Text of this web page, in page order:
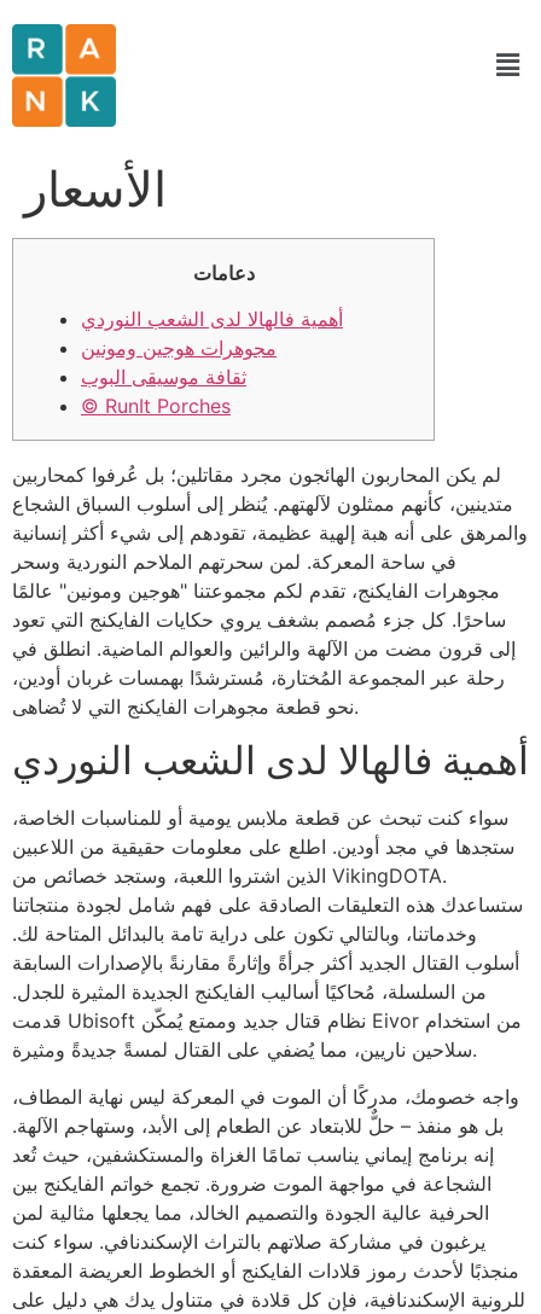
الأسعار
دعامات
أهمية فالهالا لدى الشعب النوردي
مجوهرات هوجين ومونين
ثقافة موسيقى البوب
© RunIt Porches
لم يكن المحاربون الهائجون مجرد مقاتلين؛ بل عُرفوا كمحاربين
متدينين، كأنهم ممثلون لآلهتهم. يُنظر إلى أسلوب السباق الشجاع
والمرهق على أنه هبة إلهية عظيمة، تقودهم إلى شيء أكثر إنسانية
في ساحة المعركة. لمن سحرتهم الملاحم النوردية وسحر
مجوهرات الفايكنج، تقدم لكم مجموعتنا "هوجين ومونين" عالمًا
ساحرًا. كل جزء مُصمم بشغف يروي حكايات الفايكنج التي تعود
إلى قرون مضت من الآلهة والرائين والعوالم الماضية. انطلق في
رحلة عبر المجموعة المُختارة، مُسترشدًا بهمسات غربان أودين،
نحو قطعة مجوهرات الفايكنج التي لا تُضاهى.
أهمية فالهالا لدى الشعب النوردي
سواء كنت تبحث عن قطعة ملابس يومية أو للمناسبات الخاصة،
ستجدها في مجد أودين. اطلع على معلومات حقيقية من اللاعبين
الذين اشتروا اللعبة، وستجد خصائص من VikingDOTA.
ستساعدك هذه التعليقات الصادقة على فهم شامل لجودة منتجاتنا
وخدماتنا، وبالتالي تكون على دراية تامة بالبدائل المتاحة لك.
أسلوب القتال الجديد أكثر جرأةً وإثارةً مقارنةً بالإصدارات السابقة
من السلسلة، مُحاكيًا أساليب الفايكنج الجديدة المثيرة للجدل.
قدمت Ubisoft نظام قتال جديد وممتع يُمكّن Eivor من استخدام
سلاحين ناريين، مما يُضفي على القتال لمسةً جديدةً ومثيرة.
واجه خصومك، مدركًا أن الموت في المعركة ليس نهاية المطاف،
بل هو منفذ – حلٌّ للابتعاد عن الطعام إلى الأبد، وستهاجم الآلهة.
إنه برنامج إيماني يناسب تمامًا الغزاة والمستكشفين، حيث تُعد
الشجاعة في مواجهة الموت ضرورة. تجمع خواتم الفايكنج بين
الحرفية عالية الجودة والتصميم الخالد، مما يجعلها مثالية لمن
يرغبون في مشاركة صلاتهم بالتراث الإسكندنافي. سواء كنت
منجذبًا لأحدث رموز قلادات الفايكنج أو الخطوط العريضة المعقدة
للرونية الإسكندنافية، فإن كل قلادة في متناول يدك هي دليل على